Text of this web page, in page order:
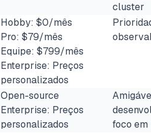
cluster
Hobby: $0/mês
Pro: $79/mês
Equipe: $799/mês
Enterprise: Preços
personalizados
Open-source
Enterprise: Preços
personalizados
foco